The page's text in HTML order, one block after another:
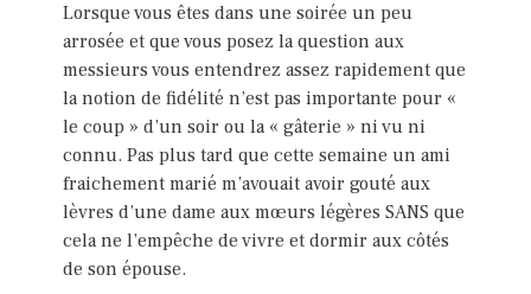
Lorsque vous êtes dans une soirée un peu
arrosée et que vous posez la question aux
messieurs vous entendrez assez rapidement que
la notion de fidélité n’est pas importante pour «
le coup » d’un soir ou la « gâterie » ni vu ni
connu. Pas plus tard que cette semaine un ami
fraichement marié m’avouait avoir gouté aux
lèvres d’une dame aux mœurs légères SANS que
cela ne l’empêche de vivre et dormir aux côtés
de son épouse.